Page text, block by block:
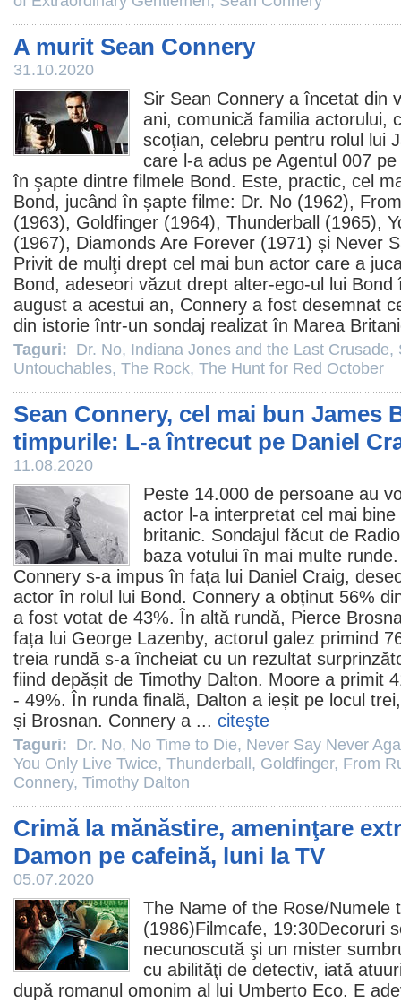
A murit Sean Connery
31.10.2020
Sir Sean Connery a încetat din
ani, comunică familia actorului,
scoţian, celebru pentru rolul lui
care l-a adus pe Agentul 007
în şapte dintre filmele Bond. Este, practic, cel
Bond, jucând în șapte filme: Dr. No (1962),
(1963), Goldfinger (1964), Thunderball (1965),
(1967), Diamonds Are Forever (1971) și Never
Privit de mulţi drept cel mai bun actor care a
Bond, adeseori văzut drept alter-ego-ul lui
august a acestui an, Connery a fost desemnat
din istorie într-un sondaj realizat în Marea
Taguri: Dr. No, Indiana Jones and the Last Crusade,
Untouchables, The Rock, The Hunt for Red October
Sean Connery, cel mai bun James
timpurile: L-a întrecut pe Daniel
11.08.2020
Peste 14.000 de persoane au
actor l-a interpretat cel mai
britanic. Sondajul făcut de
baza votului în mai multe
Connery s-a impus în fața lui Daniel Craig,
actor în rolul lui Bond. Connery a obținut 56%
a fost votat de 43%. În altă rundă, Pierce
fața lui George Lazenby, actorul galez primind
treia rundă s-a încheiat cu un rezultat
fiind depășit de Timothy Dalton. Moore a primit
- 49%. În runda finală, Dalton a ieșit pe locul
și Brosnan. Connery a ... citeşte
Taguri: Dr. No, No Time to Die, Never Say Never
You Only Live Twice, Thunderball , Goldfinger, From
Connery, Timothy Dalton
Crimă la mănăstire, ameninţare
Damon pe cafeină, luni la TV
05.07.2020
The Name of the Rose/Numele
(1986)Filmcafe, 19:30Decoruri
necunoscută şi un mister
cu abilităţi de detectiv, iată
după romanul omonim al lui Umberto Eco. E